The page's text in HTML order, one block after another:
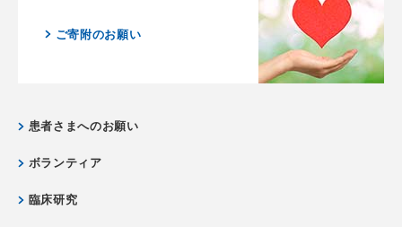
ご寄附のお願い
患者さまへのお願い
ボランティア
臨床研究